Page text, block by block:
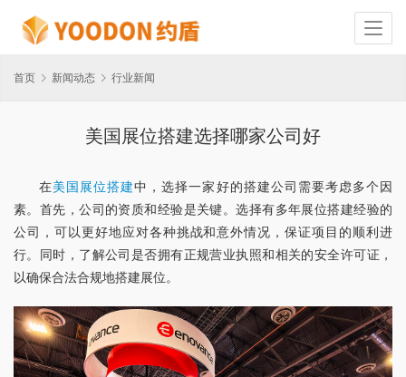
首页 新闻动态 行业新闻
美国展位搭建选择哪家公司好
在美国展位搭建中，选择一家好的搭建公司需要考虑多个因
素。首先，公司的资质和经验是关键。选择有多年展位搭建经验的
公司，可以更好地应对各种挑战和意外情况，保证项目的顺利进
行。同时，了解公司是否拥有正规营业执照和相关的安全许可证，
以确保合法合规地搭建展位。